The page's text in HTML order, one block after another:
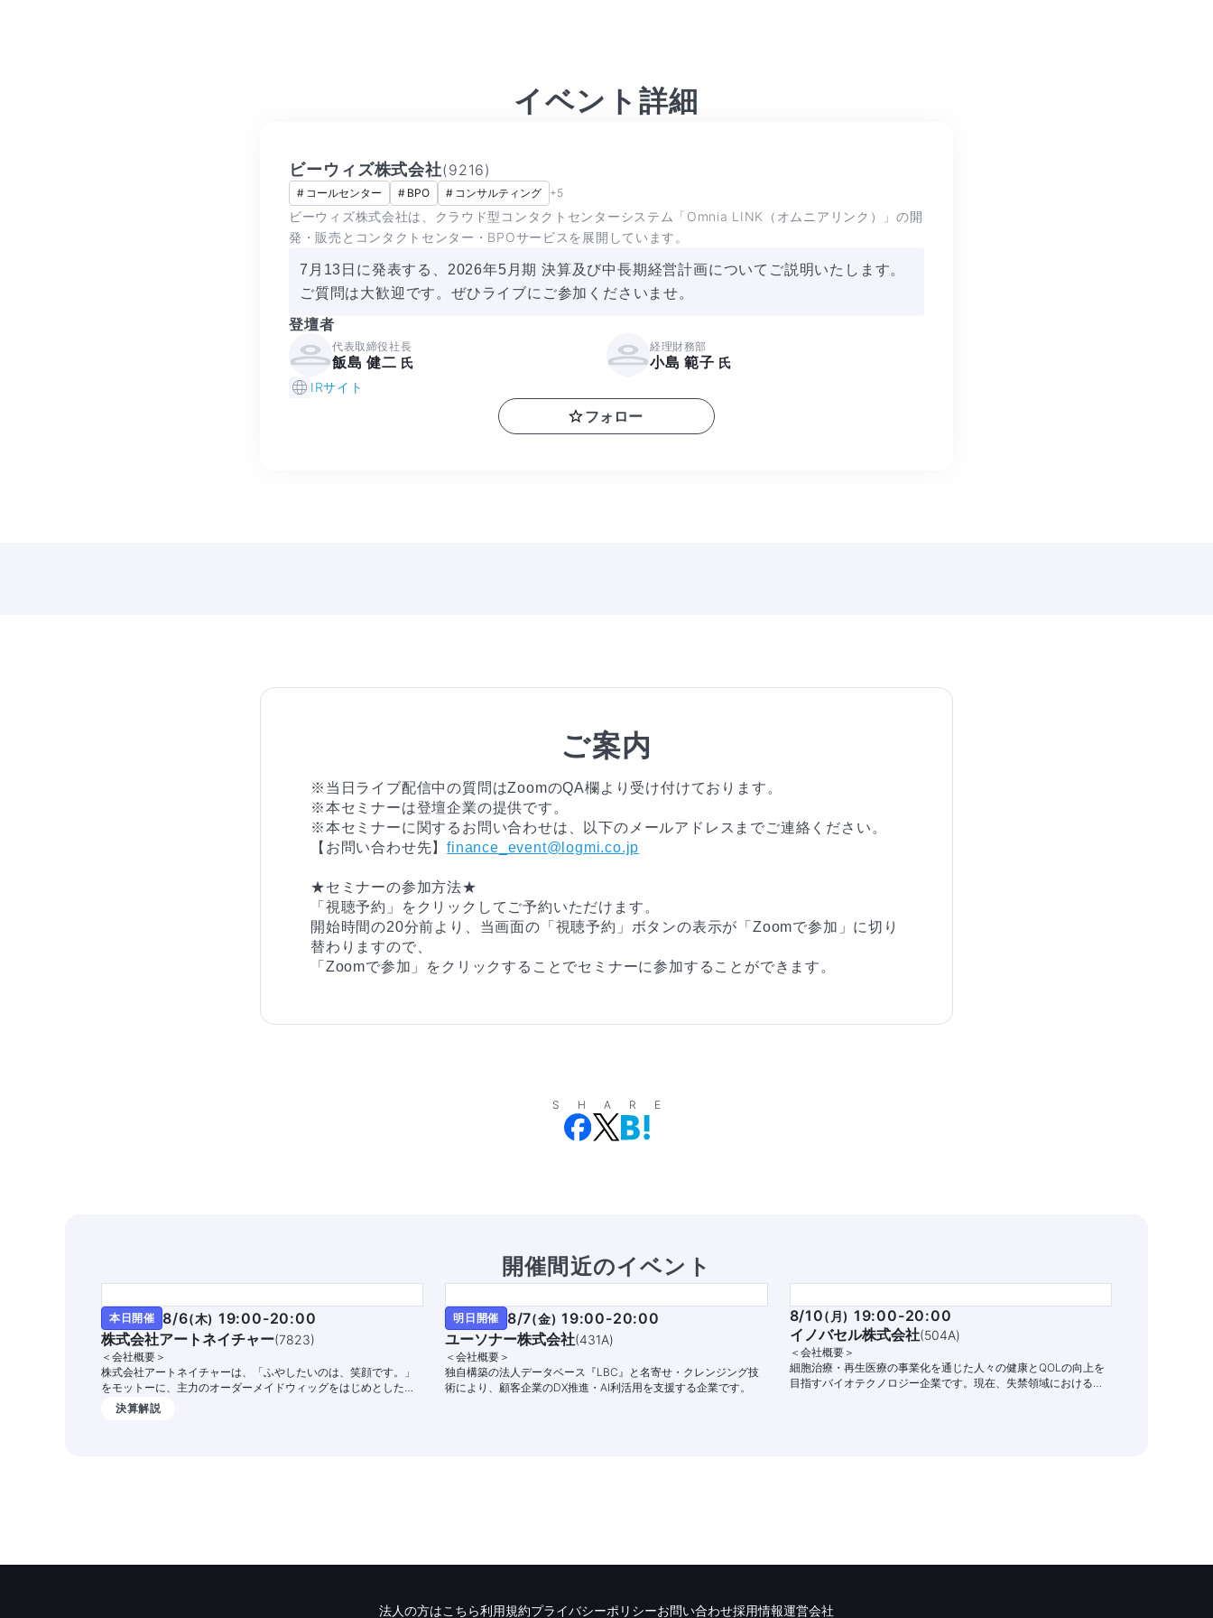
イベント詳細
ビーウィズ株式会社(9216)
# コールセンター # BPO # コンサルティング +5
ビーウィズ株式会社は、クラウド型コンタクトセンターシステム「Omnia LINK（オムニアリンク）」の開
発・販売とコンタクトセンター・BPOサービスを展開しています。
7月13日に発表する、2026年5月期 決算及び中長期経営計画についてご説明いたします。
ご質問は大歓迎です。ぜひライブにご参加くださいませ。
登壇者
代表取締役社長
飯島 健二 氏
経理財務部
小島 範子 氏
IRサイト
フォロー
ご案内
※当日ライブ配信中の質問はZoomのQA欄より受け付けております。
※本セミナーは登壇企業の提供です。
※本セミナーに関するお問い合わせは、以下のメールアドレスまでご連絡ください。
【お問い合わせ先】finance_event@logmi.co.jp
★セミナーの参加方法★
「視聴予約」をクリックしてご予約いただけます。
開始時間の20分前より、当画面の「視聴予約」ボタンの表示が「Zoomで参加」に切り
替わりますので、
「Zoomで参加」をクリックすることでセミナーに参加することができます。
SHARE
開催間近のイベント
本日開催 8/6(木) 19:00-20:00
株式会社アートネイチャー(7823)
＜会社概要＞
株式会社アートネイチャーは、「ふやしたいのは、笑顔です。」
をモットーに、主力のオーダーメイドウィッグをはじめとした幅
広い商品・サービスを提供する国内シェアNo.1の総合毛髪企業で
す。
決算解説
明日開催 8/7(金) 19:00-20:00
ユーソナー株式会社(431A)
＜会社概要＞
独自構築の法人データベース『LBC』と名寄せ・クレンジング技
術により、顧客企業のDX推進・AI利活用を支援する企業です。
8/10( 月) 19:00-20:00
イノバセル株式会社(504A)
＜会社概要＞
細胞治療・再生医療の事業化を通じた人々の健康とQOLの向上を
目指すバイオテクノロジー企業です。現在、失禁領域における自
法人の方はこちら利用規約プライバシーポリシーお問い合わせ採用情報運営会社